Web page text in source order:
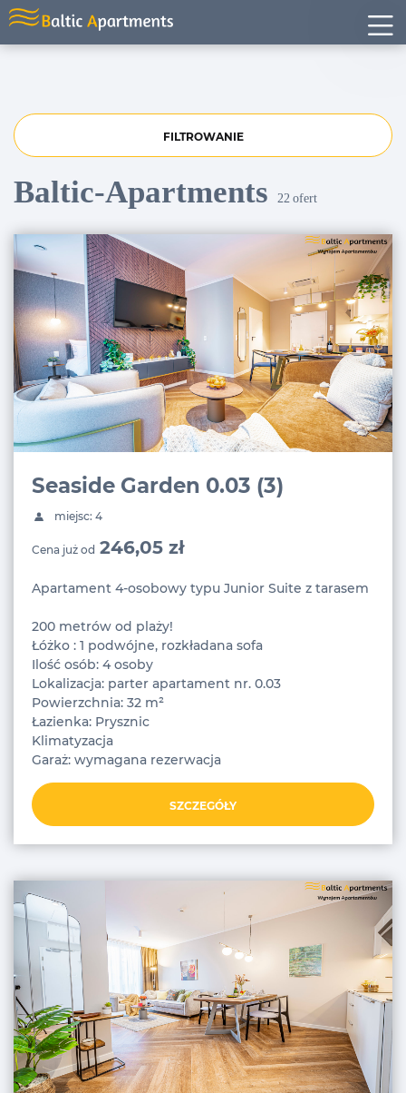
FILTROWANIE
Baltic-Apartments 22 ofert
Seaside Garden 0.03 (3)
miejsc: 4
Cena już od 246,05 zł
Apartament 4-osobowy typu Junior Suite z tarasem
200 metrów od plaży!
Łóżko : 1 podwójne, rozkładana sofa
Ilość osób: 4 osoby
Lokalizacja: parter apartament nr. 0.03
Powierzchnia: 32 m²
Łazienka: Prysznic
Klimatyzacja
Garaż: wymagana rezerwacja
SZCZEGÓŁY